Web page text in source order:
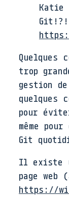
Katie
Quelques
trop
gestion
quelques
pour
même
Git
Il existe
page web
https://